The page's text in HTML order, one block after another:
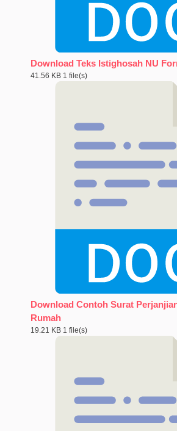
Download Teks Istighosah NU
41.56 KB 1 file(s)
Download Contoh Surat
Rumah
19.21 KB 1 file(s)